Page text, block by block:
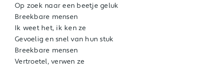
Op zoek naar een beetje geluk
Breekbare mensen
Ik weet het, ik ken ze
Gevoelig en snel van hun stuk
Breekbare mensen
Vertroetel, verwen ze